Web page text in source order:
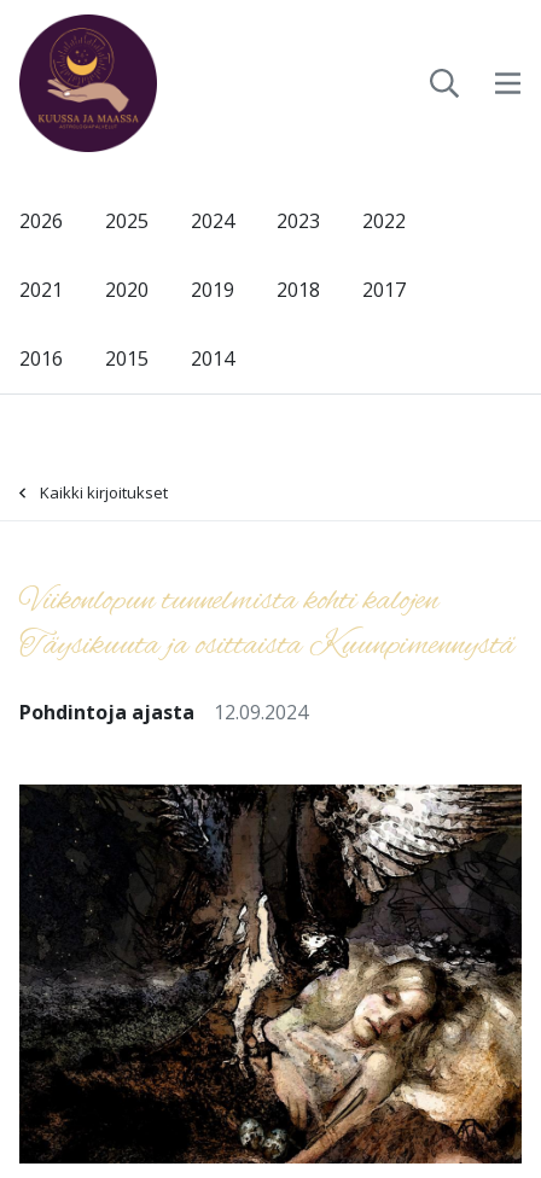
2026 2025 2024 2023 2022
2021 2020 2019 2018 2017
2016 2015 2014
Kaikki kirjoitukset
Viikonlopun tunnelmista kohti kalojen
Täysikuuta ja osittaista Kuunpimennystä
Pohdintoja ajasta 12.09.2024